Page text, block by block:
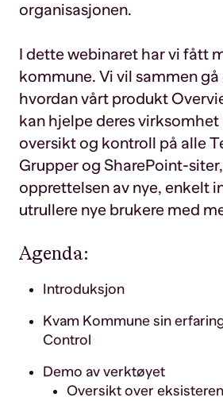
organisasjonen.
I dette webinaret har vi fått
kommune. Vi vil sammen
hvordan vårt produkt
kan hjelpe deres virksomhet
oversikt og kontroll på alle
Grupper og SharePoint-
opprettelsen av nye, enkelt
utrullere nye brukere med
Agenda:
Introduksjon
Kvam Kommune sin
Control
Demo av verktøyet
Oversikt over